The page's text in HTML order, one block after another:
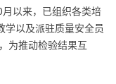
以来，已组织各类培
以及派驻质量安全员
为推动检验结果互